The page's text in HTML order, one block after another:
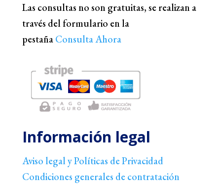
Las consultas no son gratuitas, se realizan a
través del formulario en la
pestañaConsulta Ahora
Información legal
Aviso legal y Políticas de Privacidad
Condiciones generales de contratación